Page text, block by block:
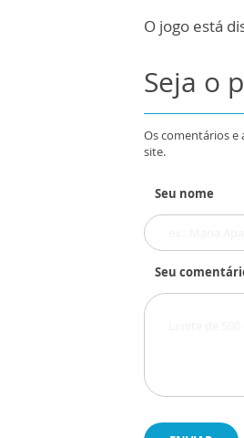
O jogo está
Seja o
Os comentários e
site.
Seu nome
Seu